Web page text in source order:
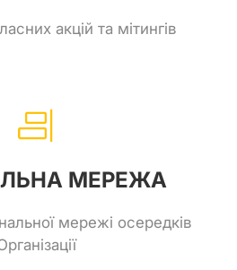
акцій та мітингів
МЕРЕЖА
мережі осередків